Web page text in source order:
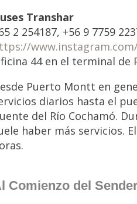
Transhar
2 254187, +56 9 7759
44 en el terminal de
Puerto Montt en
diarios hasta el
del Río Cochamó.
haber más servicios.
Comienzo del